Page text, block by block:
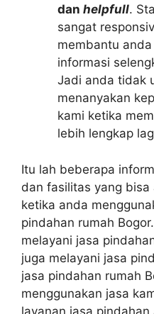
dan helpfull.
sangat
membantu
informasi
Jadi anda tidak
menanyakan
kami ketika
lebih lengkap
Itu lah beberapa
dan fasilitas yang
ketika anda
pindahan rumah
melayani jasa
juga melayani jasa
jasa pindahan rumah
menggunakan jasa
layanan jasa